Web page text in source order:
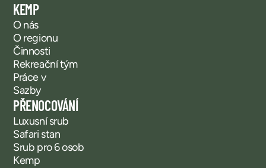
KEMP
O nás
O regionu
Činnosti
Rekreační tým
Práce v
Sazby
PŘENOCOVÁNÍ
Luxusní srub
Safari stan
Srub pro 6 osob
Kemp